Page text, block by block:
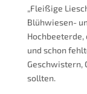
„Fleißige
Blühwiesen-
Hochbeeterde,
und schon
Geschwistern,
sollten.